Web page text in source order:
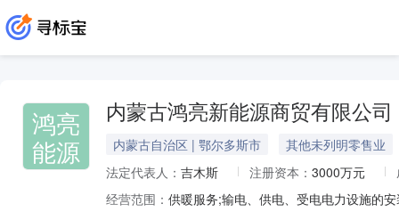
鸿亮
能源
内蒙古鸿亮新能源商贸有限公司
内蒙古自治区 | 鄂尔多斯市
其他未列明零售业
法定代表人： 吉木斯 注册资本： 3000万元
经营范围：